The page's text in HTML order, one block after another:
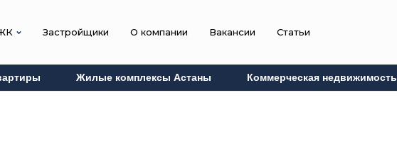
Застройщики О компании Вакансии Статьи
Жилые комплексы Астаны Коммерческая недвижимость